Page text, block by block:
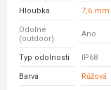
Hloubka 7,6 mm
Odolné
(outdoor)
Ano
Typ odolnosti IP68
Barva Růžová